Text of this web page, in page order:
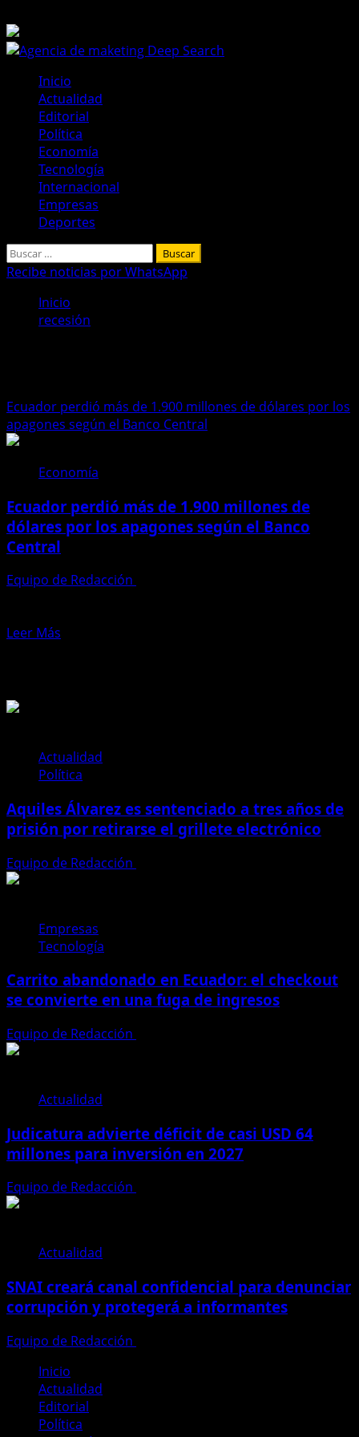
al
contenido
Menú
principal
Inicio
Actualidad
Editorial
Política
Economía
Tecnología
Internacional
Empresas
Deportes
Buscar:
Recibe noticias por WhatsApp
Inicio
recesión
Ecuador perdió más de 1.900 millones de dólares por los
apagones según el Banco Central
Economía
Ecuador perdió más de 1.900 millones de
dólares por los apagones según el Banco
Central
Equipo de Redacción
Leer Más
de
1.900
de
dólares
por
los
Banco
Central
Actualidad
Política
Aquiles Álvarez es sentenciado a tres años de
prisión por retirarse el grillete electrónico
Equipo de Redacción
Empresas
Tecnología
Carrito abandonado en Ecuador: el checkout
se convierte en una fuga de ingresos
Equipo de Redacción
Actualidad
Judicatura advierte déficit de casi USD 64
millones para inversión en 2027
Equipo de Redacción
Actualidad
SNAI creará canal confidencial para denunciar
corrupción y protegerá a informantes
Equipo de Redacción
Inicio
Actualidad
Editorial
Política